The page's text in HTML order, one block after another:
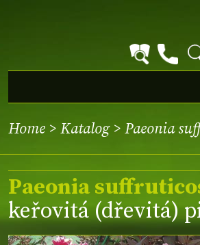
Home > Katalog> Paeonia
Paeonia
keřovitá (dřevitá)